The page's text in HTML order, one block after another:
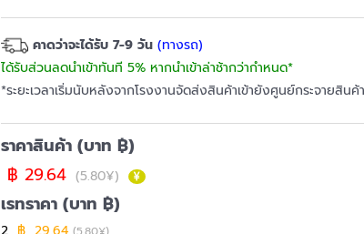
คาดว่าจะได้รับ 7-9 วัน (ทางรถ)
ได้รับส่วนลดนำเข้าทันที 5% หากนำเข้าล่าช้ากว่ากำหนด*
*ระยะเวลาเริ่มนับหลังจากโรงงานจัดส่งสินค้าเข้ายังศูนย์กระจายสิน
ราคาสินค้า (บาท ฿)
฿ 29.64 (5.80¥)
เรทราคา (บาท ฿)